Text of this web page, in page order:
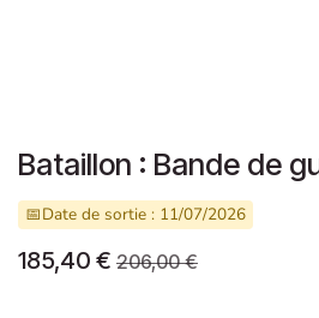
Bataillon : Bande de
📅Date de sortie : 11/07/2026
185,40 € 206,00€